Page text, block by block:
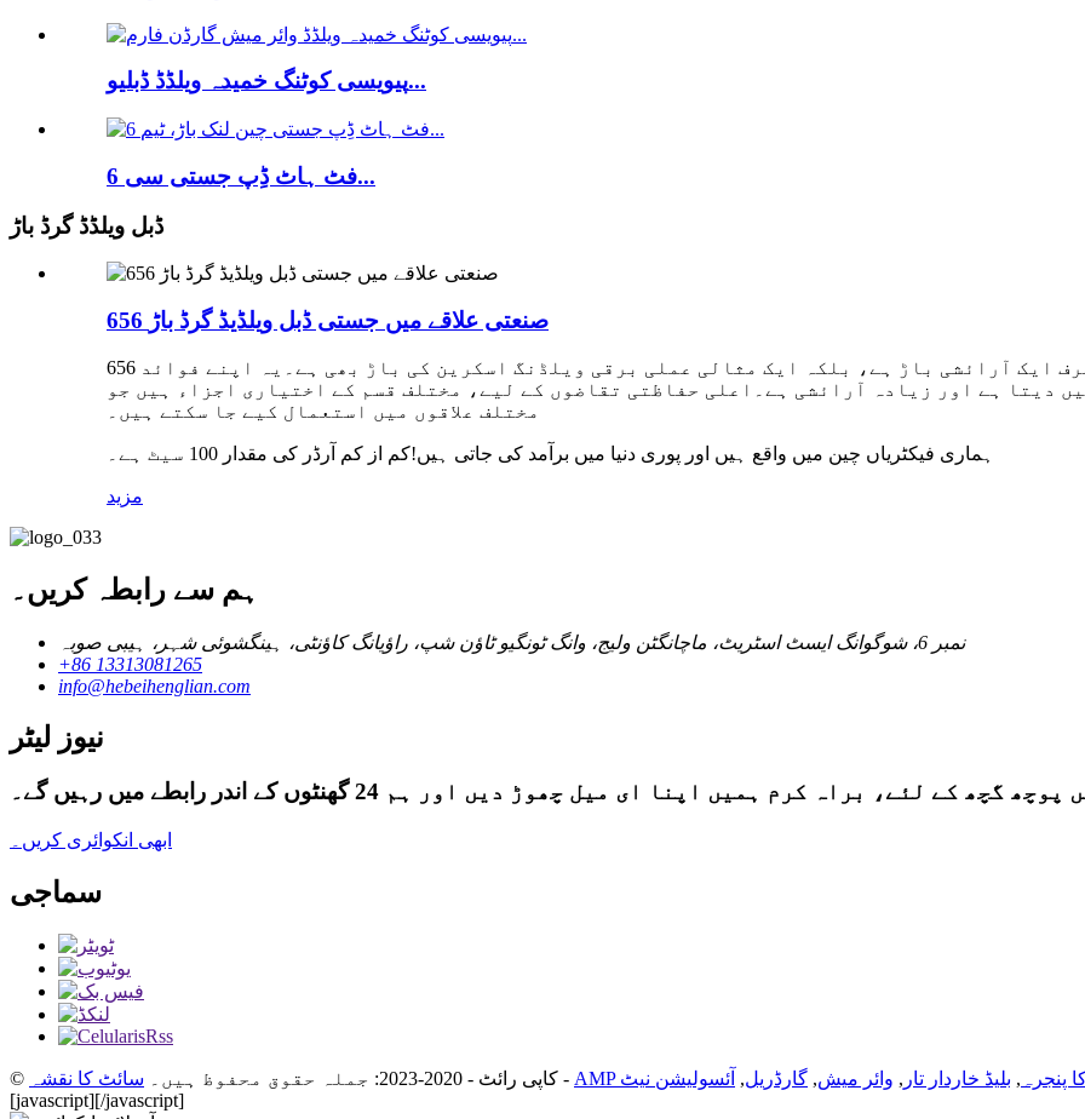
پیویسی کوٹنگ خمیدہ ویلڈڈ ڈبلیو...
6 فٹ ہاٹ ڈِپ جستی سی...
ڈبل ویلڈڈ گرڈ باڑ
656 صنعتی علاقے میں جستی ڈبل ویلڈیڈ گرڈ باڑ
656 باڑ ایک سختی سے ویلڈیڈ جالی دار باڑ ہے۔یہ نہ صرف ایک آرائشی باڑ ہے، بلکہ ایک مثالی عملی برقی ویلڈنگ اسکرین کی باڑ بھی ہے۔یہ اپنے فوائد
دیتا ہے اور زیادہ آرائشی ہے۔اعلی حفاظتی تقاضوں کے لیے، مختلف قسم کے اختیاری اجزاء ہیں جو
مختلف علاقوں میں استعمال کیے جا سکتے ہیں۔
ہماری فیکٹریاں چین میں واقع ہیں اور پوری دنیا میں برآمد کی جاتی ہیں!کم از کم آرڈر کی مقدار 100 سیٹ ہے۔
مزید
ہم سے رابطہ کریں۔
نمبر 6، شوگوانگ ایسٹ اسٹریٹ، ماچانگٹن ولیج، وانگ ٹونگیو ٹاؤن شپ، راؤیانگ کاؤنٹی، ہینگشوئی شہر، ہیبی صوبہ
+86 13313081265
info@hebeihenglian.com
نیوز لیٹر
براہ کرم ہمیں اپنا ای میل چھوڑ دیں اور ہم 24 گھنٹوں کے اندر رابطے میں رہیں گے۔
ابھی انکوائری کریں۔
سماجی
© کاپی رائٹ - 2020-2023: جملہ حقوق محفوظ ہیں۔ سائٹ کا نقشہ - پنجرہ , بلیڈ خاردار تار , وائر میش, گارڈریل, آئسولیشن نیٹ
[javascript][/javascript]